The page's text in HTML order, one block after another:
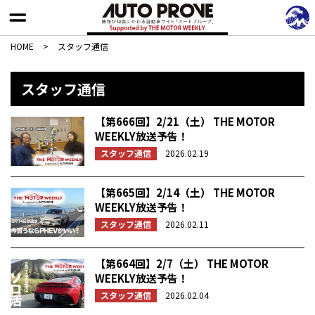
HOME > スタッフ通信
スタッフ通信
【第666回】2/21（土） THE MOTOR
WEEKLY放送予告！
スタッフ通信 2026.02.19
【第665回】2/14（土） THE MOTOR
WEEKLY放送予告！
スタッフ通信 2026.02.11
【第664回】2/7（土） THE MOTOR
WEEKLY放送予告！
スタッフ通信 2026.02.04